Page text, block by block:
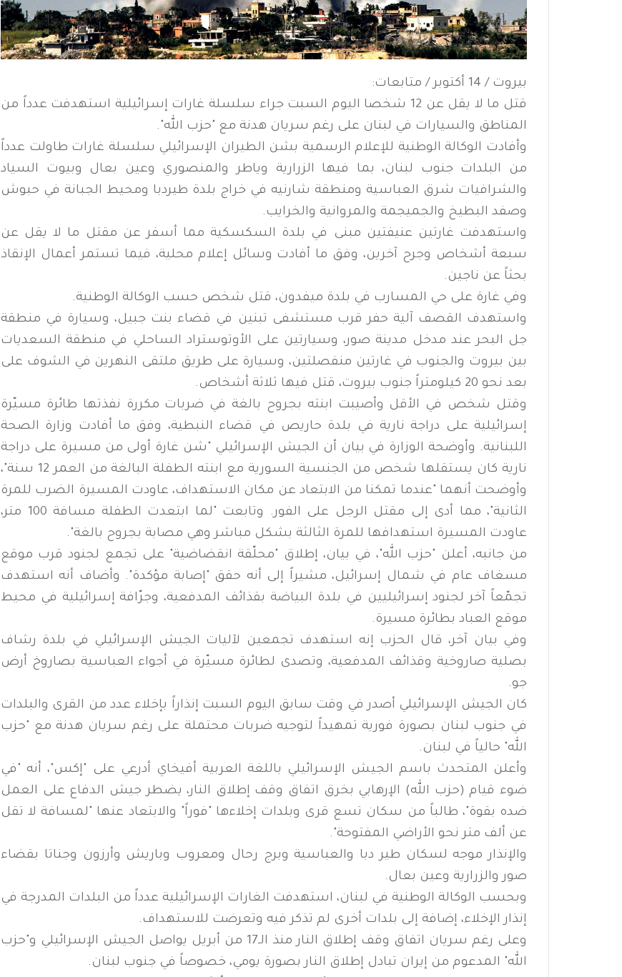
بيروت / 14 أكتوبر / متابعات:
قتل ما لا يقل عن 12 شخصا اليوم السبت جراء سلسلة غارات إسرائيلية استهدفت عدداً من
المناطق والسيارات في لبنان على رغم سريان هدنة مع "حزب الله".
وأفادت الوكالة الوطنية للإعلام الرسمية بشن الطيران الإسرائيلي سلسلة غارات طاولت عدداً
من البلدات جنوب لبنان، بما فيها الزرارية وياطر والمنصوري وعين بعال وبيوت السياد
والشرافيات شرق العباسية ومنطقة شارنيه في خراج بلدة طيردبا ومحيط الجبانة في حبوش
وصفد البطيخ والجميجمة والمروانية والخرايب.
واستهدفت غارتين عنيفتين مبنى في بلدة السكسكية مما أسفر عن مقتل ما لا يقل عن
سبعة أشخاص وجرح آخرين، وفق ما أفادت وسائل إعلام محلية، فيما تستمر أعمال الإنقاذ
بحثاً عن ناجين.
وفي غارة على حي المسارب في بلدة ميفدون، قتل شخص حسب الوكالة الوطنية.
واستهدف القصف آلية حفر قرب مستشفى تبنين في قضاء بنت جبيل، وسيارة في منطقة
جل البحر عند مدخل مدينة صور، وسيارتين على الأوتوستراد الساحلي في منطقة السعديات
بين بيروت والجنوب في غارتين منفصلتين، وسيارة على طريق ملتقى النهرين في الشوف على
بعد نحو 20 كيلومتراً جنوب بيروت، قتل فيها ثلاثة أشخاص.
وقتل شخص في الأقل وأصيبت ابنته بجروح بالغة في ضربات مكررة نفذتها طائرة مسيّرة
إسرائيلية على دراجة نارية في بلدة حاريص في قضاء النبطية، وفق ما أفادت وزارة الصحة
اللبنانية. وأوضحة الوزارة في بيان أن الجيش الإسرائيلي "شن غارة أولى من مسيرة على دراجة
نارية كان يستقلها شخص من الجنسية السورية مع ابنته الطفلة البالغة من العمر 12 سنة"،
وأوضحت أنهما "عندما تمكنا من الابتعاد عن مكان الاستهداف، عاودت المسيرة الضرب للمرة
الثانية"، مما أدى إلى مقتل الرجل على الفور. وتابعت "لما ابتعدت الطفلة مسافة 100 متر،
عاودت المسيرة استهدافها للمرة الثالثة بشكل مباشر وهي مصابة بجروح بالغة".
من جانبه، أعلن "حزب الله"، في بيان، إطلاق "محلّقة انقضاضية" على تجمع لجنود قرب موقع
مسغاف عام في شمال إسرائيل، مشيراً إلى أنه حقق "إصابة مؤكدة". وأضاف أنه استهدف
تجمّعاً آخر لجنود إسرائيليين في بلدة البياضة بقذائف المدفعية، وجرّافة إسرائيلية في محيط
موقع العباد بطائرة مسيرة.
وفي بيان آخر، قال الحزب إنه استهدف تجمعين لآليات الجيش الإسرائيلي في بلدة رشاف
بصلية صاروخية وقذائف المدفعية، وتصدى لطائرة مسيّرة في أجواء العباسية بصاروخ أرض
جو.
كان الجيش الإسرائيلي أصدر في وقت سابق اليوم السبت إنذاراً بإخلاء عدد من القرى والبلدات
في جنوب لبنان بصورة فورية تمهيداً لتوجيه ضربات محتملة على رغم سريان هدنة مع "حزب
الله" حالياً في لبنان.
وأعلن المتحدث باسم الجيش الإسرائيلي باللغة العربية أفيخاي أدرعي على "إكس"، أنه "في
ضوء قيام (حزب الله) الإرهابي بخرق اتفاق وقف إطلاق النار، يضطر جيش الدفاع على العمل
ضده بقوة"، طالباً من سكان تسع قرى وبلدات إخلاءها "فوراً" والابتعاد عنها "لمسافة لا تقل
عن ألف متر نحو الأراضي المفتوحة".
والإنذار موجه لسكان طير دبا والعباسية وبرج رحال ومعروب وباريش وأرزون وجناتا بقضاء
صور والزرارية وعين بعال.
وبحسب الوكالة الوطنية في لبنان، استهدفت الغارات الإسرائيلية عدداً من البلدات المدرجة في
إنذار الإخلاء، إضافة إلى بلدات أخرى لم تذكر فيه وتعرضت للاستهداف.
وعلى رغم سريان اتفاق وقف إطلاق النار منذ الـ17 من أبريل يواصل الجيش الإسرائيلي و"حزب
الله" المدعوم من إيران تبادل إطلاق النار بصورة يومي، خصوصاً في جنوب لبنان.